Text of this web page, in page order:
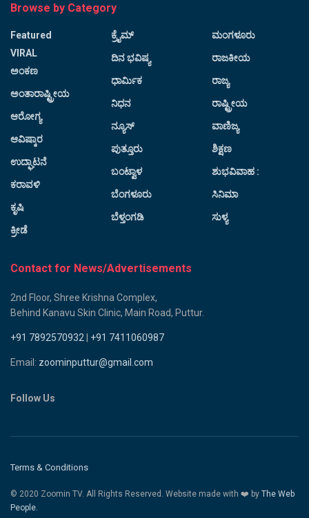
Browse by Category
Featured
VIRAL
ಅಂಕಣ
ಅಂತಾರಾಷ್ಟ್ರೀಯ
ಆರೋಗ್ಯ
ಆವಿಷ್ಕಾರ
ಉದ್ಘಾಟನೆ
ಕರಾವಳಿ
ಕೃಷಿ
ಕ್ರೀಡೆ
ಕ್ರೈಮ್
ದಿನ ಭವಿಷ್ಯ
ಧಾರ್ಮಿಕ
ನಿಧನ
ನ್ಯೂಸ್
ಪುತ್ತೂರು
ಬಂಟ್ವಾಳ
ಬೆಂಗಳೂರು
ಬೆಳ್ತಂಗಡಿ
ಮಂಗಳೂರು
ರಾಜಕೀಯ
ರಾಜ್ಯ
ರಾಷ್ಟ್ರೀಯ
ವಾಣಿಜ್ಯ
ಶಿಕ್ಷಣ
ಶುಭವಿವಾಹ :
ಸಿನಿಮಾ
ಸುಳ್ಯ
Contact for News/Advertisements
2nd Floor, Shree Krishna Complex,
Behind Kanavu Skin Clinic, Main Road, Puttur.
+91 7892570932 +91 7411060987
Email: zoominputtur@gmail.com
Follow Us
Terms & Conditions
© 2020 Zoomin TV. All Rights Reserved. Website made with ❤️ by The Web
People.